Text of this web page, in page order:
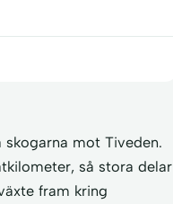
mot Tiveden.
så stora delar
fram kring